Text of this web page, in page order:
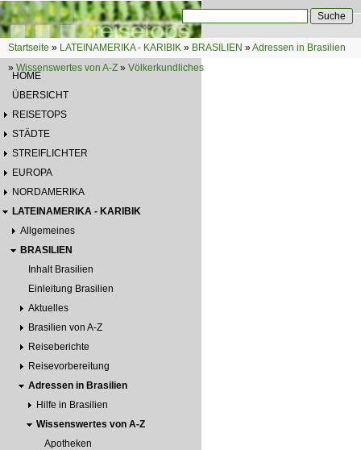
Direkt zum Inhalt
Suchformular
Sie sind hier
Startseite » LATEINAMERIKA - KARIBIK » BRASILIEN »Adressen in Brasilien
» Wissenswertes von A-Z » Völkerkundliches
HOME
ÜBERSICHT
REISETOPS
STÄDTE
STREIFLICHTER
EUROPA
NORDAMERIKA
LATEINAMERIKA - KARIBIK
Allgemeines
BRASILIEN
Inhalt Brasilien
Einleitung Brasilien
Aktuelles
Brasilien von A-Z
Reiseberichte
Reisevorbereitung
Adressen in Brasilien
Hilfe in Brasilien
Wissenswertes von A-Z
Apotheken